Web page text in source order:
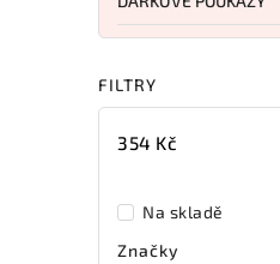
FILTRY
354 Kč
Na skladě
Značky